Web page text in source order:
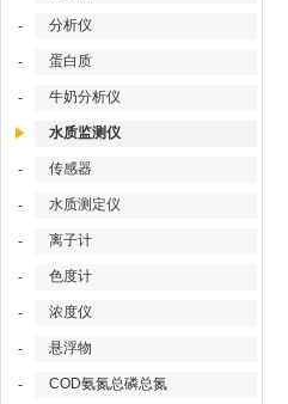
- 分析仪
- 蛋白质
- 牛奶分析仪
水质监测仪
- 传感器
- 水质测定仪
- 离子计
- 色度计
- 浓度仪
- 悬浮物
- COD氨氮总磷总氮